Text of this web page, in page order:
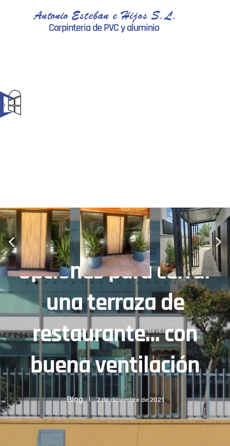
Antonio Esteban e Hijos S.L.
Carpinteria de PVC y aluminio
Opciones para cerrar
una terraza de
restaurante… con
buena ventilación
Blog 2 de diciembre de 2021